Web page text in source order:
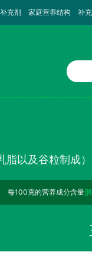
充剂 家庭营养结构 补
食物名称
以及谷粒制成）
每100克的营养成分含量[